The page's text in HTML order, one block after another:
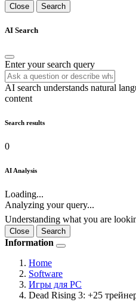
Close Search
AI Search
Enter your search query
AI search understands natural
content
Search results
0
AI Analysis
Loading...
Analyzing your query...
Understanding what you are
Close Search
Information
Home
Software
Игры для PC
Dead Rising 3: +25